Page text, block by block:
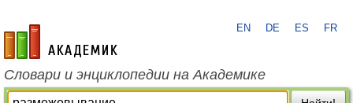
academic.ru
EN DE ES FR
Словари и энциклопедии на Академике